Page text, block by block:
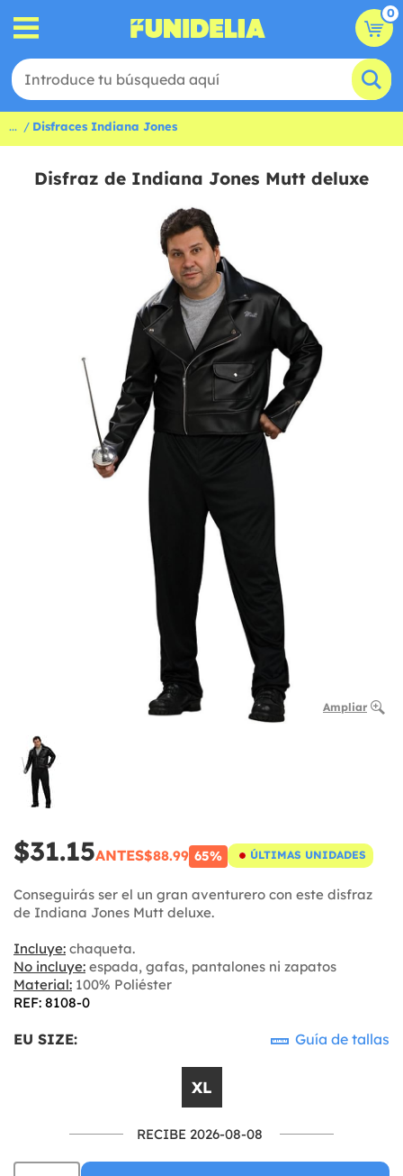
0
... Disfraces Indiana Jones
Disfraz de Indiana Jones Mutt deluxe
Ampliar
$31.15ANTES$88.99 65% ÚLTIMAS UNIDADES
Conseguirás ser el un gran aventurero con este disfraz
de Indiana Jones Mutt deluxe.
Incluye: chaqueta.
No incluye: espada, gafas, pantalones ni zapatos
Material: 100% Poliéster
REF: 8108-0
EU SIZE: Guía de tallas
XL
RECIBE 2026-08-08